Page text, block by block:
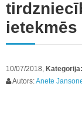
10/07/2018, Kategorija:
Autors:Anete